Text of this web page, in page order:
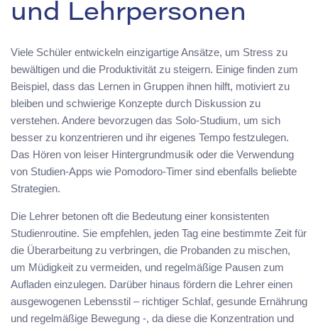
und Lehrpersonen
Viele Schüler entwickeln einzigartige Ansätze, um Stress zu
bewältigen und die Produktivität zu steigern. Einige finden zum
Beispiel, dass das Lernen in Gruppen ihnen hilft, motiviert zu
bleiben und schwierige Konzepte durch Diskussion zu
verstehen. Andere bevorzugen das Solo-Studium, um sich
besser zu konzentrieren und ihr eigenes Tempo festzulegen.
Das Hören von leiser Hintergrundmusik oder die Verwendung
von Studien-Apps wie Pomodoro-Timer sind ebenfalls beliebte
Strategien.
Die Lehrer betonen oft die Bedeutung einer konsistenten
Studienroutine. Sie empfehlen, jeden Tag eine bestimmte Zeit für
die Überarbeitung zu verbringen, die Probanden zu mischen,
um Müdigkeit zu vermeiden, und regelmäßige Pausen zum
Aufladen einzulegen. Darüber hinaus fördern die Lehrer einen
ausgewogenen Lebensstil – richtiger Schlaf, gesunde Ernährung
und regelmäßige Bewegung -, da diese die Konzentration und